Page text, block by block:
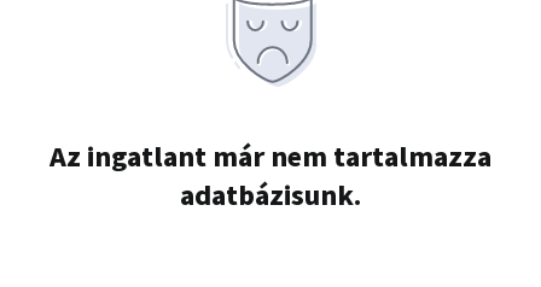
Az ingatlant már nem tartalmazza
adatbázisunk.